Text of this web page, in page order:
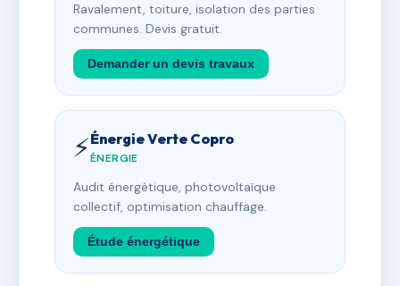
Ravalement, toiture, isolation des parties
communes. Devis gratuit.
Demander un devis travaux
⚡Énergie Verte Copro
ÉNERGIE
Audit énergétique, photovoltaïque
collectif, optimisation chauffage.
Étude énergétique